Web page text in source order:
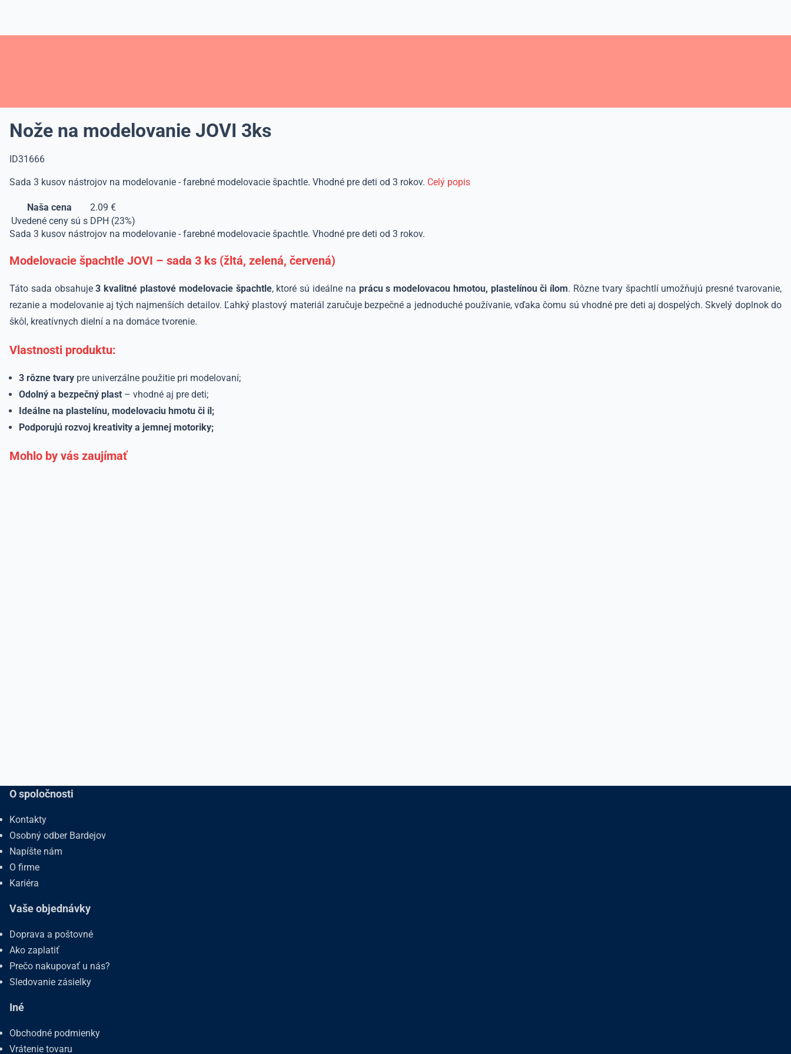
Nože na modelovanie JOVI 3ks
ID31666
Sada 3 kusov nástrojov na modelovanie - farebné modelovacie špachtle. Vhodné pre deti od 3 rokov. Celý popis
Naša cena
2.09 €
Uvedené ceny sú s DPH (23%)
Sada 3 kusov nástrojov na modelovanie - farebné modelovacie špachtle. Vhodné pre deti od 3 rokov.
Modelovacie špachtle JOVI – sada 3 ks (žltá, zelená, červená)
Táto sada obsahuje3 kvalitné plastové modelovacie špachtle, ktoré sú ideálne na prácu s modelovacou hmotou, plastelínou či ílom. Rôzne tvary špachtlí umožňujú presné tvarovanie,
rezanie a modelovanie aj tých najmenších detailov. Ľahký plastový materiál zaručuje bezpečné a jednoduché používanie, vďaka čomu sú vhodné pre deti aj dospelých. Skvelý doplnok do
škôl, kreatívnych dielní a na domáce tvorenie.
Vlastnosti produktu:
3 rôzne tvary pre univerzálne použitie pri modelovaní;
Odolný a bezpečný plast – vhodné aj pre deti;
Ideálne na plastelínu, modelovaciu hmotu či íl;
Podporujú rozvoj kreativity a jemnej motoriky;
Mohlo by vás zaujímať
O spoločnosti
Kontakty
Osobný odber Bardejov
Napíšte nám
O firme
Kariéra
Vaše objednávky
Doprava a poštovné
Ako zaplatiť
Prečo nakupovať u nás?
Sledovanie zásielky
Iné
Obchodné podmienky
Vrátenie tovaru